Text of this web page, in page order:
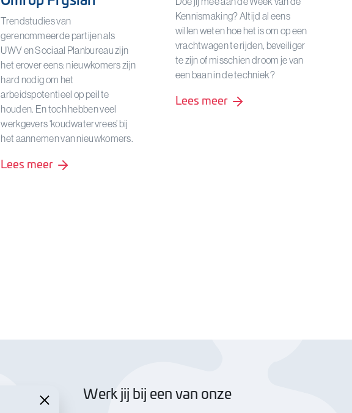
Trendstudies van
gerenommeerde partijen als
UWV en Sociaal Planbureau zijn
het erover eens: nieuwkomers zijn
hard nodig om het
arbeidspotentieel op peil te
houden. En toch hebben veel
werkgevers ‘koudwatervrees’ bij
het aannemen van nieuwkomers.
Lees meer
Kennismaking? Altijd al eens
willen weten hoe het is om op een
vrachtwagen te rijden, beveiliger
te zijn of misschien droom je van
een baan in de techniek?
Lees meer
Werk jij bij een van onze